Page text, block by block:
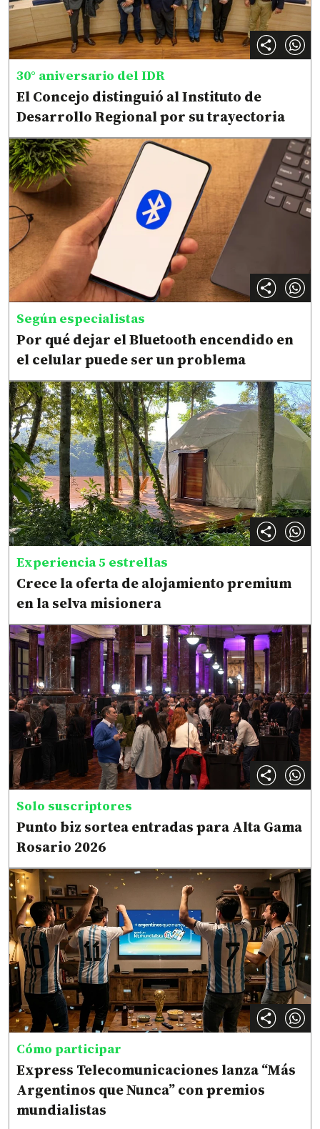
30° aniversario del IDR
El Concejo distinguió al Instituto de
Desarrollo Regional por su trayectoria
Según especialistas
Por qué dejar el Bluetooth encendido en
el celular puede ser un problema
Experiencia 5 estrellas
Crece la oferta de alojamiento premium
en la selva misionera
Solo suscriptores
Punto biz sortea entradas para Alta Gama
Rosario 2026
Cómo participar
Express Telecomunicaciones lanza “Más
Argentinos que Nunca” con premios
mundialistas